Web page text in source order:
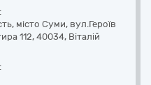
, місто Суми, вул.Героїв
112, 40034, Віталій